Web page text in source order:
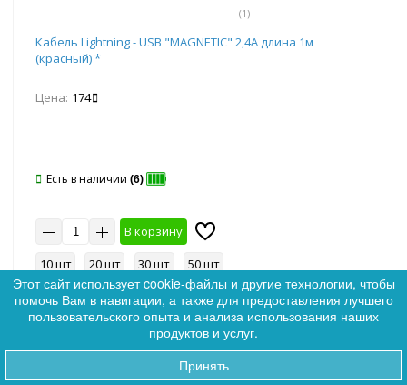
0
(1)
Кабель Lightning - USB "MAGNETIC" 2,4А длина 1м
(красный) *
Цена: 174
Есть в наличии (6)
В корзину
10 шт
20 шт 30 шт 50 шт
Этот сайт использует cookie-файлы и другие технологии, чтобы
помочь Вам в навигации, а также для предоставления лучшего
пользовательского опыта и анализа использования наших
продуктов и услуг.
Принять